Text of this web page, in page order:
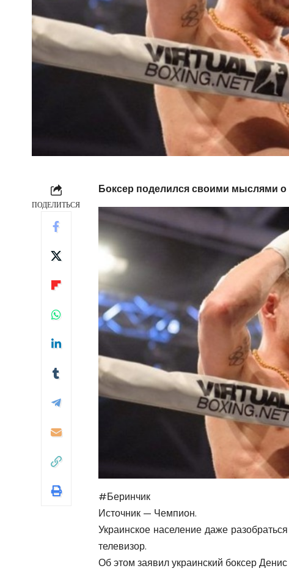
ПОДЕЛИТЬСЯ
Боксер поделился своими мыслями о
#Беринчик
Источник — Чемпион.
Украинское население даже
телевизор.
Об этом заявил украинский боксер